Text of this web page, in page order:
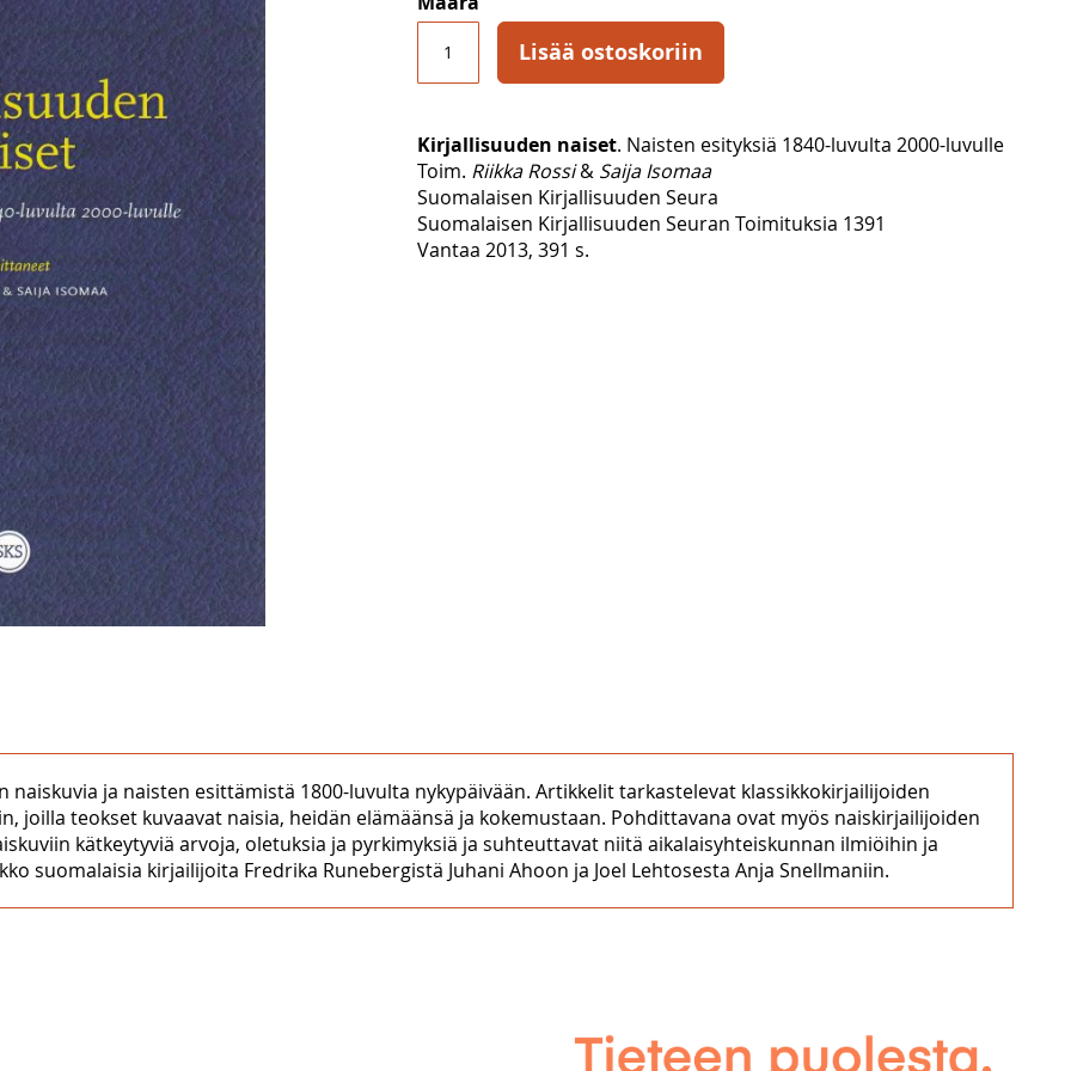
Lisää ostoskoriin
Kirjallisuuden naiset. Naisten esityksiä 1840-luvulta 2000-luvulle
Toim. Riikka Rossi& Saija Isomaa
Suomalaisen Kirjallisuuden Seura
Suomalaisen Kirjallisuuden Seuran Toimituksia 1391
Vantaa 2013, 391 s.
ja naisten esittämistä 1800-luvulta nykypäivään. Artikkelit tarkastelevat klassikkokirjailijoiden
joilla teokset kuvaavat naisia, heidän elämäänsä ja kokemustaan. Pohdittavana ovat myös naiskirjailijoiden
kätkeytyviä arvoja, oletuksia ja pyrkimyksiä ja suhteuttavat niitä aikalaisyhteiskunnan ilmiöihin ja
suomalaisia kirjailijoita Fredrika Runebergistä Juhani Ahoon ja Joel Lehtosesta Anja Snellmaniin.